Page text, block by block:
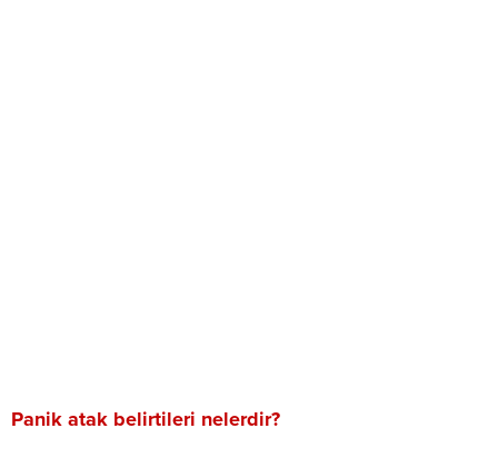
Panik atak belirtileri nelerdir?